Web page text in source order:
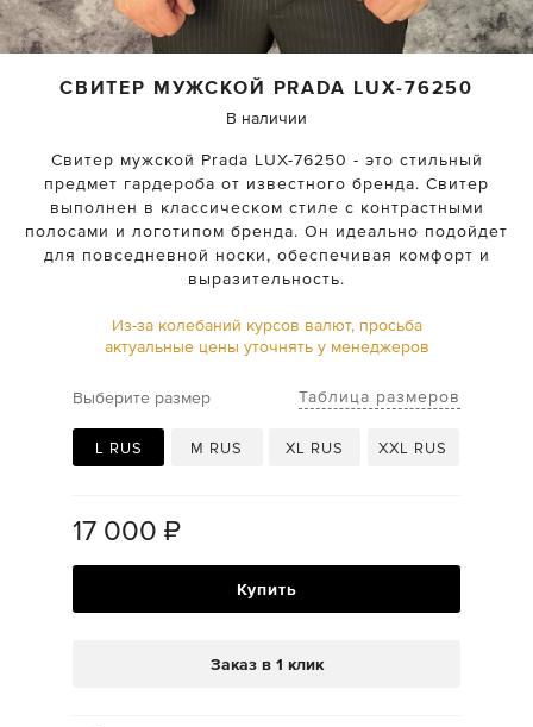
СВИТЕР МУЖСКОЙ PRADA LUX-76250
В наличии
Свитер мужской Prada LUX-76250 - это стильный
предмет гардероба от известного бренда. Свитер
выполнен в классическом стиле с контрастными
полосами и логотипом бренда. Он идеально подойдет
для повседневной носки, обеспечивая комфорт и
выразительность.
Из-за колебаний курсов валют, просьба
актуальные цены уточнять у менеджеров
Выберите размер Таблица размеров
L RUS M RUS XL RUS XXL RUS
17 000 ₽
Купить
Заказ в 1 клик